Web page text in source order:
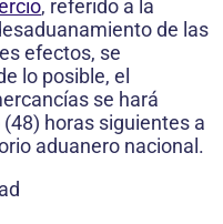
, referido a la
de las
efectos, se
lo posible, el
se hará
horas siguientes a
aduanero nacional.